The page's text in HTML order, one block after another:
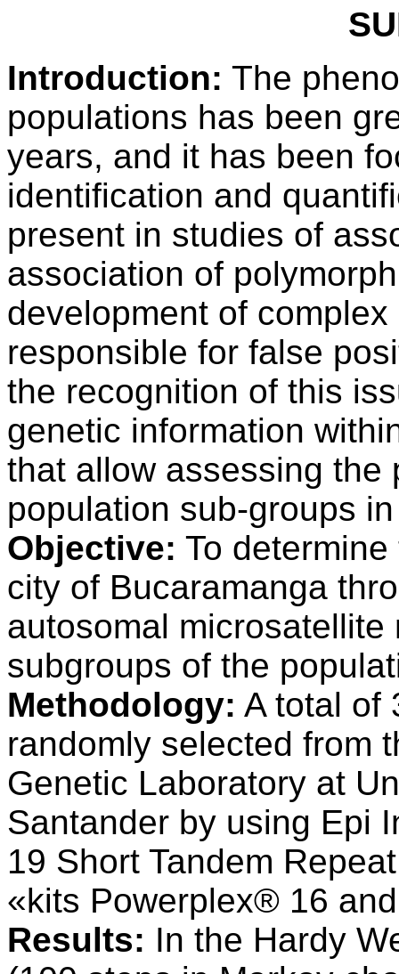
Introduction: The
populations has been
years, and it has been
identification and
present in studies of
association of
development of
responsible for false
the recognition of this
genetic information
that allow assessing the
population sub-groups
Objective: To
city of Bucaramanga
autosomal
subgroups of the
Methodology: A total of
randomly selected from
Genetic Laboratory at
Santander by using Epi
19 Short Tandem
«kits Powerplex® 16
Results: In the Hardy